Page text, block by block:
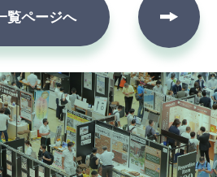
覧ページへ